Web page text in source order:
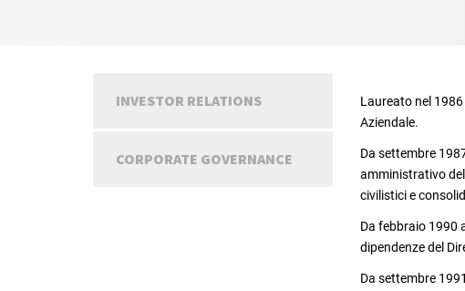
Laureato nel 1986
Aziendale.
Da settembre
amministrativo
civilistici e
Da febbraio 1990
dipendenze del
Da settembre
INVESTOR RELATIONS
CORPORATE GOVERNANCE